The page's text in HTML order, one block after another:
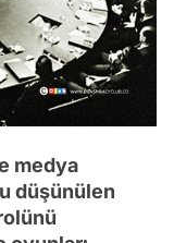
medya
düşünülen